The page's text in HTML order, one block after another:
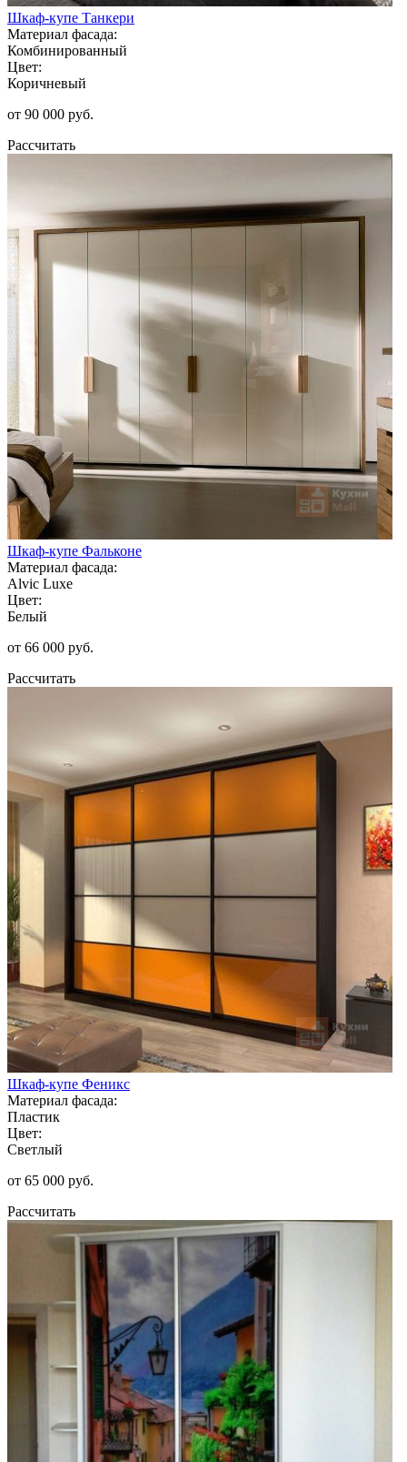
Шкаф-купе Танкери
Материал фасада:
Комбинированный
Цвет:
Коричневый
от 90 000 руб.
Рассчитать
Шкаф-купе Фальконе
Материал фасада:
Alvic Luxe
Цвет:
Белый
от 66 000 руб.
Рассчитать
Шкаф-купе Феникс
Материал фасада:
Пластик
Цвет:
Светлый
от 65 000 руб.
Рассчитать